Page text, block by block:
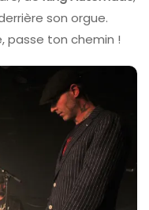
son orgue.
passe ton chemin !